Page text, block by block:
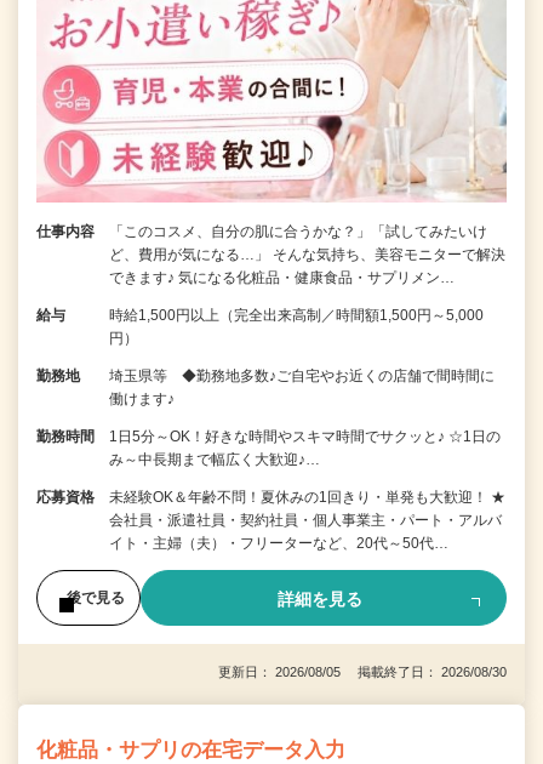
仕事内容
「このコスメ、自分の肌に合うかな？」「試してみたいけ
ど、費用が気になる…」 そんな気持ち、美容モニターで解決
できます♪ 気になる化粧品・健康食品・サプリメン…
給与
時給1,500円以上（完全出来高制／時間額1,500円～5,000
円）
勤務地
埼玉県等 ◆勤務地多数♪ご自宅やお近くの店舗で間時間に
働けます♪
勤務時間
1日5分～OK！好きな時間やスキマ時間でサクッと♪ ☆1日の
み～中長期まで幅広く大歓迎♪…
応募資格
未経験OK＆年齢不問！夏休みの1回きり・単発も大歓迎！ ★
会社員・派遣社員・契約社員・個人事業主・パート・アルバ
イト・主婦（夫）・フリーターなど、20代～50代…
後で見る 詳細を見る
更新日： 2026/08/05 掲載終了日： 2026/08/30
化粧品・サプリの在宅データ入力